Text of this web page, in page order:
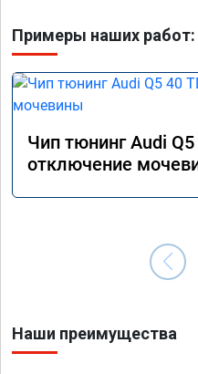
Примеры наших работ:
Чип тюнинг Audi
отключение
Наши преимущества